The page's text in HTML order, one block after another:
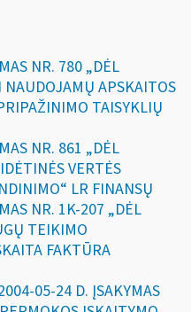
NR. 780 „DĖL
APSKAITOS
TAISYKLIŲ
NR. 861 „DĖL
VERTĖS
LR FINANSŲ
NR. 1K-207 „DĖL
TEIKIMO
FAKTŪRA
05-24 D. ĮSAKYMAS